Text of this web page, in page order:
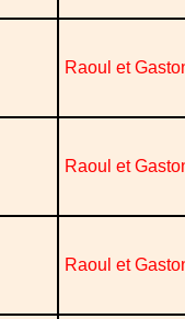
Raoul et
Raoul et
Raoul et